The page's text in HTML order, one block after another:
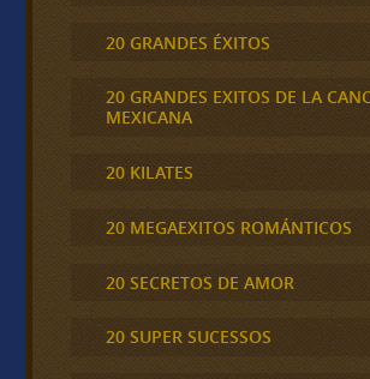
20 GRANDES ÉXITOS
20 GRANDES EXITOS DE LA
MEXICANA
20 KILATES
20 MEGAEXITOS ROMÁNTICOS
20 SECRETOS DE AMOR
20 SUPER SUCESSOS